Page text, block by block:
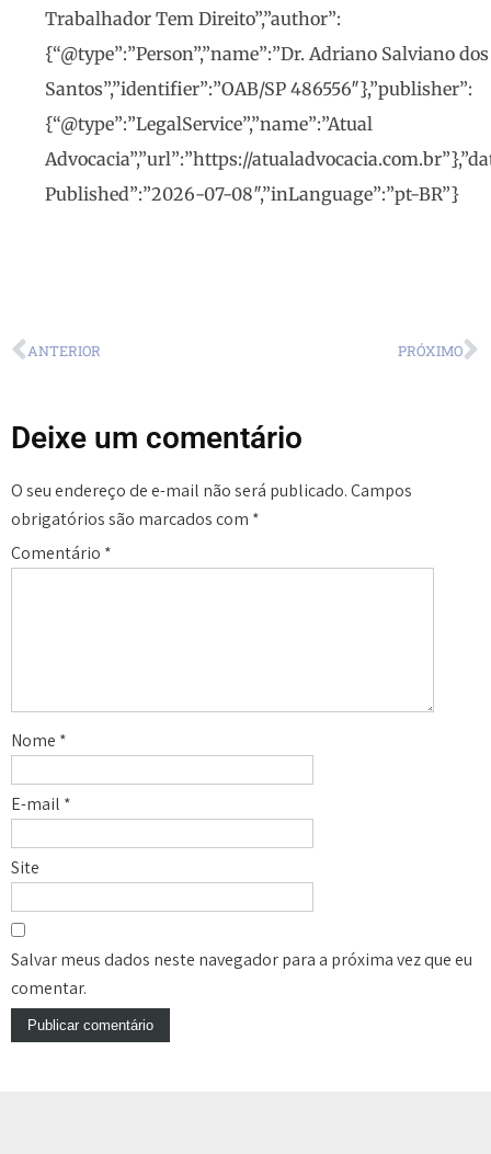
Trabalhador Tem Direito”,”author”:
{“@type”:”Person”,”name”:”Dr. Adriano Salviano dos
Santos”,”identifier”:”OAB/SP 486556″},”publisher”:
{“@type”:”LegalService”,”name”:”Atual
Advocacia”,”url”:”https://
Published”:”2026-07-08″,”inLanguage”:”pt-BR”}
ANTERIOR PRÓXIMO
Deixe um comentário
O seu endereço de e-mail não será publicado.Campos
obrigatórios são marcados com *
Comentário *
Nome *
E-mail *
Site
Salvar meus dados neste navegador para a próxima vez que eu
comentar.